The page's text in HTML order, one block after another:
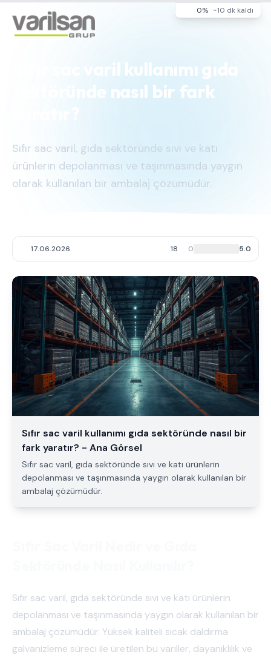
0% ~10 dk kaldı
Sıfır sac varil kullanımı gıda
sektöründe nasıl bir fark
Sıfır sac varil, gıda sektöründe sıvı ve katı
ürünlerin depolanması ve taşınmasında yaygın
olarak kullanılan bir ambalaj çözümüdür.
17.06.2026 18 0 5.0
Sıfır sac varil kullanımı gıda sektöründe nasıl bir
fark yaratır? - Ana Görsel
Sıfır sac varil, gıda sektöründe sıvı ve katı ürünlerin
depolanması ve taşınmasında yaygın olarak kullanılan bir
ambalaj çözümüdür.
Sıfır sac varil, gıda sektöründe sıvı ve katı ürünlerin
depolanması ve taşınmasında yaygın olarak kullanılan bir
ambalaj çözümüdür. Yüksek kaliteli sıcak daldırma
galvanizleme süreci ile üretilen bu variller, dayanıklılık ve